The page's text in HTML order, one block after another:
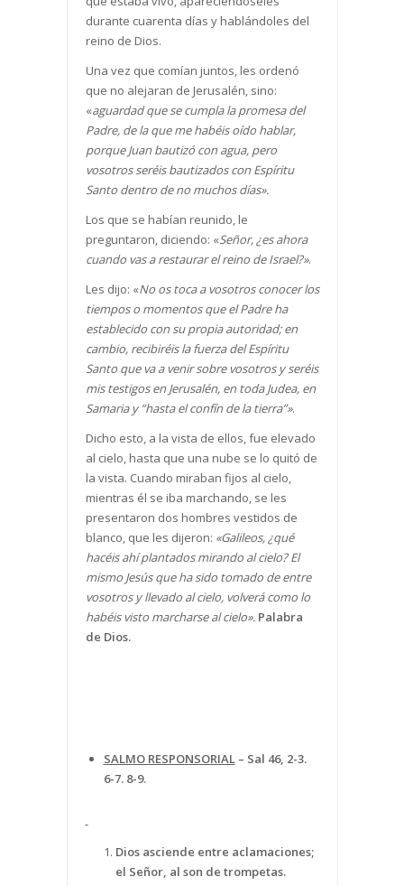
durante cuarenta días y hablándoles del
reino de Dios.
Una vez que comían juntos, les ordenó
que no alejaran de Jerusalén, sino:
«aguardad que se cumpla la promesa del
Padre, de la que me habéis oído hablar,
porque Juan bautizó con agua, pero
vosotros seréis bautizados con Espíritu
Santo dentro de no muchos días».
Los que se habían reunido, le
preguntaron, diciendo: «Señor, ¿es ahora
cuando vas a restaurar el reino de Israel?».
Les dijo: «No os toca a vosotros conocer los
tiempos o momentos que el Padre ha
establecido con su propia autoridad; en
cambio, recibiréis la fuerza del Espíritu
Santo que va a venir sobre vosotros y seréis
mis testigos en Jerusalén, en toda Judea, en
Samaria y “hasta el confín de la tierra”».
Dicho esto, a la vista de ellos, fue elevado
al cielo, hasta que una nube se lo quitó de
la vista. Cuando miraban fijos al cielo,
mientras él se iba marchando, se les
presentaron dos hombres vestidos de
blanco, que les dijeron: «Galileos, ¿qué
hacéis ahí plantados mirando al cielo? El
mismo Jesús que ha sido tomado de entre
vosotros y llevado al cielo, volverá como lo
habéis visto marcharse al cielo». Palabra
de Dios.
SALMO RESPONSORIAL– Sal 46, 2-3.
6-7. 8-9.
Dios asciende entre aclamaciones;
el Señor, al son de trompetas.